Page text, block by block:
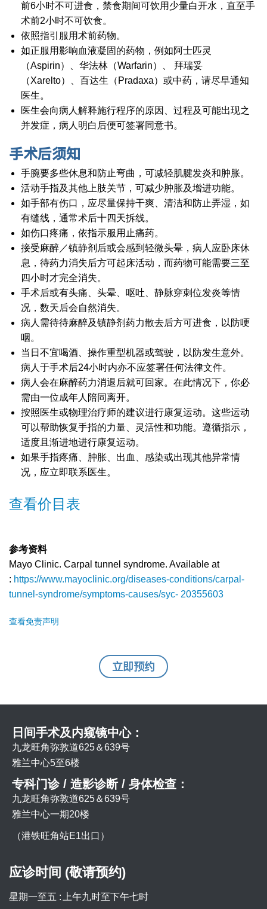
前6小时不可进食，禁食期间可饮用少量白开水，直至手
术前2小时不可饮食。
依照指引服用术前药物。
如正服用影响血液凝固的药物，例如阿士匹灵
（Aspirin）、华法林（Warfarin）、 拜瑞妥
（Xarelto）、百达生（Pradaxa）或中药，请尽早通知
医生。
医生会向病人解释施行程序的原因、过程及可能出现之
并发症，病人明白后便可签署同意书。
手术后须知
手腕要多些休息和防止弯曲，可减轻肌腱发炎和肿胀。
活动手指及其他上肢关节，可减少肿胀及增进功能。
如手部有伤口，应尽量保持干爽、清洁和防止弄湿，如
有缝线，通常术后十四天拆线。
如伤口疼痛，依指示服用止痛药。
接受麻醉／镇静剂后或会感到轻微头晕，病人应卧床休
息，待药力消失后方可起床活动，而药物可能需要三至
四小时才完全消失。
手术后或有头痛、头晕、呕吐、静脉穿刺位发炎等情
况，数天后会自然消失。
病人需待待麻醉及镇静剂药力散去后方可进食，以防哽
咽。
当日不宜喝酒、操作重型机器或驾驶，以防发生意外。
病人于手术后24小时内亦不应签署任何法律文件。
病人会在麻醉药力消退后就可回家。在此情况下，你必
需由一位成年人陪同离开。
按照医生或物理治疗师的建议进行康复运动。这些运动
可以帮助恢复手指的力量、灵活性和功能。遵循指示，
适度且渐进地进行康复运动。
如果手指疼痛、肿胀、出血、感染或出现其他异常情
况，应立即联系医生。
查看价目表
参考资料
Mayo Clinic. Carpal tunnel syndrome. Available at
: https://www.mayoclinic.org/diseases-conditions/carpal-
tunnel-syndrome/symptoms-causes/syc- 20355603
查看免责声明
立即预约
日间手术及内窥镜中心：
九龙旺角弥敦道625＆639号
雅兰中心5至6楼
专科门诊 / 造影诊断 / 身体检查：
九龙旺角弥敦道625＆639号
雅兰中心一期20楼
（港铁旺角站E1出口）
应诊时间 (敬请预约)
星期一至五 : 上午九时至下午七时